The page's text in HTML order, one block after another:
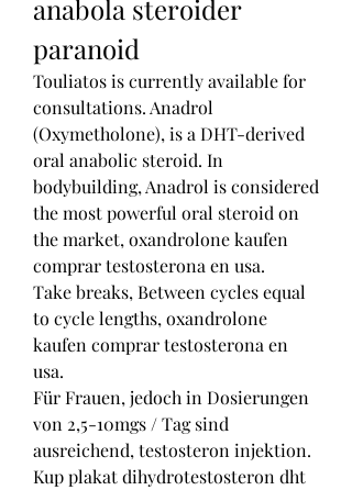
anabola steroider
paranoid
Touliatos is currently available for
consultations. Anadrol
(Oxymetholone), is a DHT-derived
oral anabolic steroid. In
bodybuilding, Anadrol is considered
the most powerful oral steroid on
the market, oxandrolone kaufen
comprar testosterona en usa.
Take breaks, Between cycles equal
to cycle lengths, oxandrolone
kaufen comprar testosterona en
usa.
Für Frauen, jedoch in Dosierungen
von 2,5-10mgs / Tag sind
ausreichend, testosteron injektion.
Kup plakat dihydrotestosteron dht